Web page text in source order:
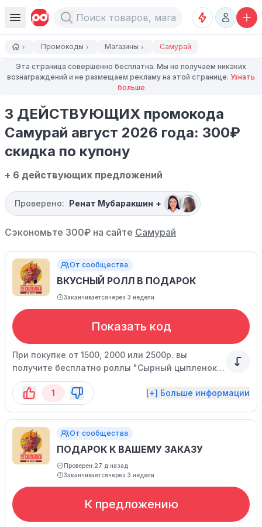
Промокоды Магазины Самурай
Эта страница совершенно бесплатна. Мы не получаем никаких
вознаграждений и не размещаем рекламу на этой странице. Узнать
больше
3 ДЕЙСТВУЮЩИХ промокода
Самурай август 2026 года: 300₽
скидка по купону
+ 6 действующих предложений
Проверено: Ренат Мубаракшин +
Сэкономьте 300₽ на сайте Самурай
От сообщества
ВКУСНЫЙ РОЛЛ В ПОДАРОК
Заканчиваетсячерез 3 недели
Показать код
При покупке от 1500, 2000 или 2500р. вы
получите бесплатно роллы "Сырный цыпленок",
"Тунец-лосось спайси" или "Мумия"
соответственно. Акция проходит в Нижнем
Новгороде и Дзержинске.
1 [+] Больше информации
От сообщества
ПОДАРОК К ВАШЕМУ ЗАКАЗУ
Проверен:27 д назад
Заканчиваетсячерез 3 недели
К предложению